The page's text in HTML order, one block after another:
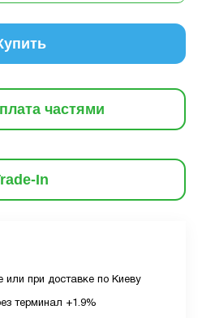
частями
In
или при доставке по Киеву
терминал +1.9%